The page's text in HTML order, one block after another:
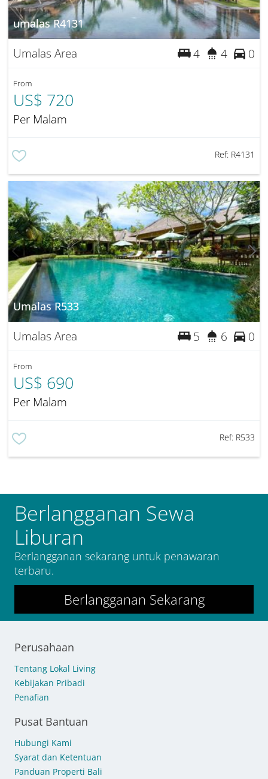
umalas R4131
Umalas Area 4 4 0
From
US$ 720
Per Malam
Ref: R4131
Umalas R533
Umalas Area 5 6 0
From
US$ 690
Per Malam
Ref: R533
Berlangganan Sewa
Liburan
Berlangganan sekarang untuk penawaran
terbaru.
Berlangganan Sekarang
Perusahaan
Tentang Lokal Living
Kebijakan Pribadi
Penafian
Pusat Bantuan
Hubungi Kami
Syarat dan Ketentuan
Panduan Properti Bali